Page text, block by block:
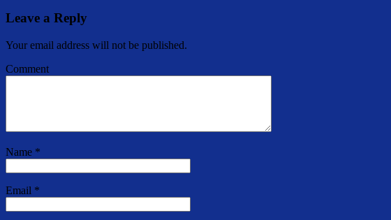
Leave a Reply
Your email address will not be published.
Comment
Name *
Email *